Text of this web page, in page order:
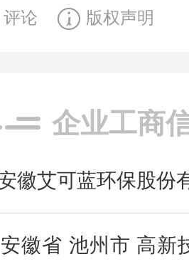
评论 版权声明
企业工商
徽艾可蓝环保股份
徽省 池州市 高新